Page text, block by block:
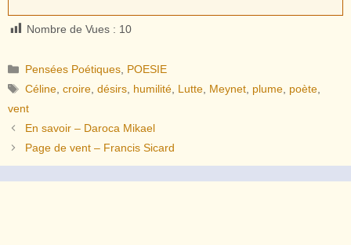
Nombre de Vues : 10
Catégories
Pensées Poétiques POESIE
Étiquettes
Céline ,croire ,désirs humilité Lutte Meynet plume poète
vent
En savoir – Daroca Mikael
Page de vent – Francis Sicard